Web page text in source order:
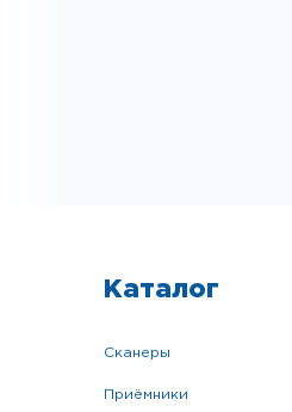
Каталог
сканеры
приёмники